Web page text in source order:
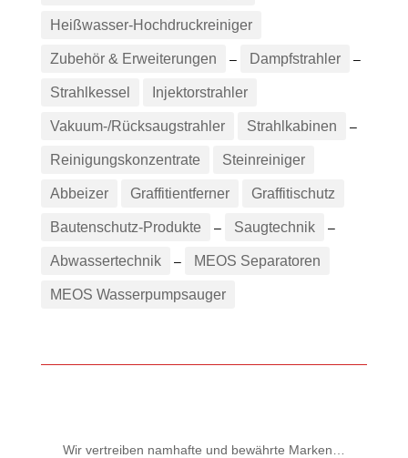
Heißwasser-Hochdruckreiniger
Zubehör & Erweiterungen – Dampfstrahler –
Strahlkessel Injektorstrahler
Vakuum-/Rücksaugstrahler Strahlkabinen –
Reinigungskonzentrate Steinreiniger
Abbeizer Graffitientferner Graffitischutz
Bautenschutz-Produkte – Saugtechnik –
Abwassertechnik – MEOS Separatoren
MEOS Wasserpumpsauger
Wir vertreiben namhafte und bewährte Marken…